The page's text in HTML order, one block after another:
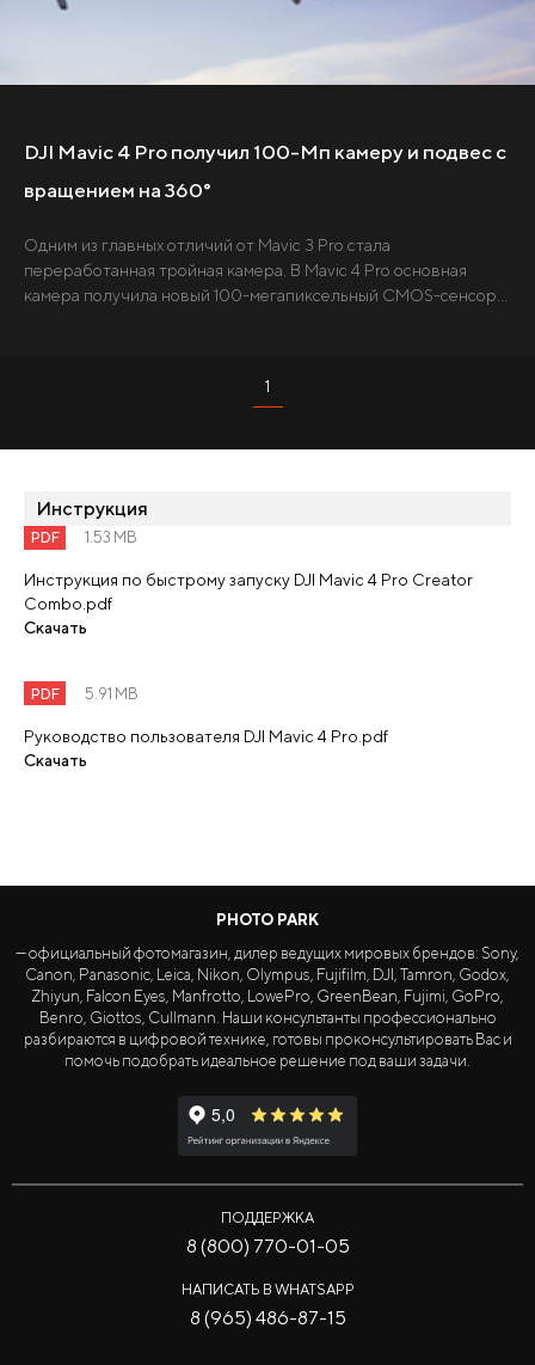
DJI Mavic 4 Pro получил 100-Мп камеру и подвес с
вращением на 360°
Одним из главных отличий от Mavic 3 Pro стала
переработанная тройная камера. В Mavic 4 Pro основная
камера получила новый 100-мегапиксельный CMOS-сенсор...
1
Инструкция
PDF 1.53 MB
Инструкция по быстрому запуску DJI Mavic 4 Pro Creator
Combo.pdf
Скачать
PDF 5.91 MB
Руководство пользователя DJI Mavic 4 Pro.pdf
Скачать
PHOTO PARK
— официальный фотомагазин, дилер ведущих мировых брендов: Sony,
Canon, Panasonic, Leica, Nikon, Olympus, Fujifilm, DJI, Tamron, Godox,
Zhiyun, Falcon Eyes, Manfrotto, LowePro, GreenBean, Fujimi, GoPro,
Benro, Giottos, Cullmann. Наши консультанты профессионально
разбираются в цифровой технике, готовы проконсультировать Вас и
помочь подобрать идеальное решение под ваши задачи.
ПОДДЕРЖКА
8 (800) 770-01-05
НАПИСАТЬ В WHATSAPP
8 (965) 486-87-15